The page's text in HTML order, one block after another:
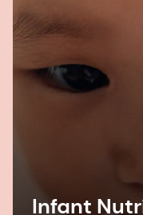
Infant